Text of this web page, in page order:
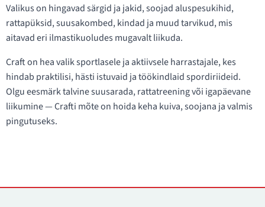
Valikus on hingavad särgid ja jakid, soojad aluspesukihid,
rattapüksid, suusakombed, kindad ja muud tarvikud, mis
aitavad eri ilmastikuoludes mugavalt liikuda.
Craft on hea valik sportlasele ja aktiivsele harrastajale, kes
hindab praktilisi, hästi istuvaid ja töökindlaid spordiriideid.
Olgu eesmärk talvine suusarada, rattatreening või igapäevane
liikumine — Crafti mõte on hoida keha kuiva, soojana ja valmis
pingutuseks.